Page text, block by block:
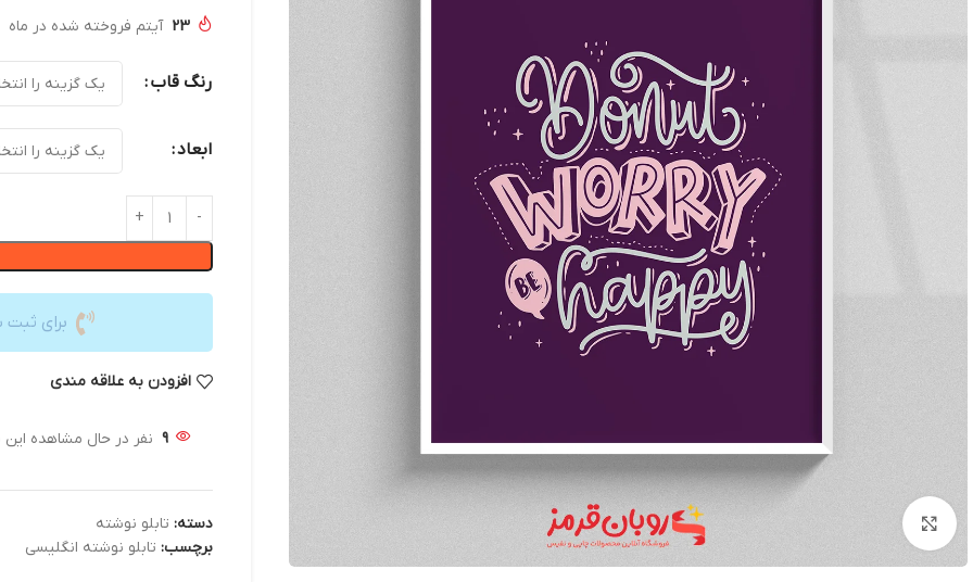
23 آیتم فروخته شده در ماه
رنگ قاب
ابعاد
برای
افزودن به علاقه مندی
9 نفر در حال مشاهده
دسته: تابلو نوشته
برچسب: تابلو نوشته انگلیسی